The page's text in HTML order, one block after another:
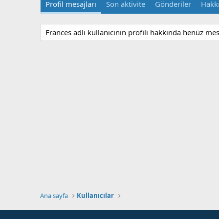
Profil mesajları Son aktivite Gönderiler
Frances adlı kullanıcının profili hakkında henüz
Ana sayfa Kullanıcılar